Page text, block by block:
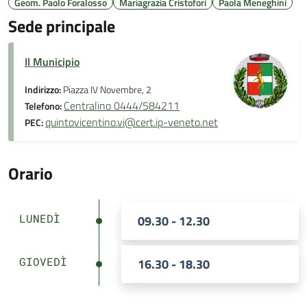
Sede principale
Il Municipio
Indirizzo:Piazza IV Novembre, 2
Telefono:Centralino 0444/584211
PEC:quintovicentino.vi@cert.ip-veneto.net
Orario
LUNEDÌ 09.30 - 12.30
GIOVEDÌ 16.30 - 18.30